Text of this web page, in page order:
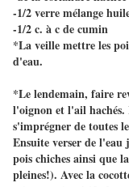
-1/2 verre mélange
-1/2 c. à c de cumin
*La veille mettre les
d'eau.
*Le lendemain, faire
l'oignon et l'ail hachés.
s'imprégner de toutes
Ensuite verser de
pois chiches ainsi que
pleines!). Avec la